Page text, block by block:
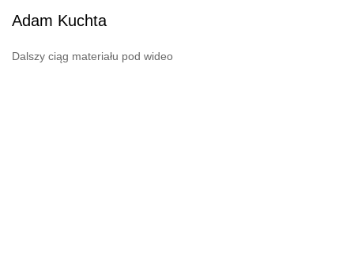
Adam Kuchta
Dalszy ciąg materiału pod wideo